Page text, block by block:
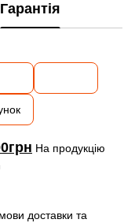
Гарантія
На продукцію
доставки та